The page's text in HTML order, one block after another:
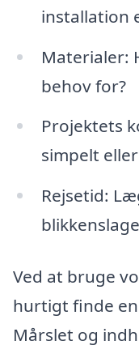
installation
Materialer:
behov for?
Projektets
simpelt
Rejsetid:
Ved at bruge
hurtigt finde
Mårslet og